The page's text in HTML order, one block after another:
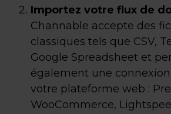
Importez votre flux de
Channable accepte des
classiques tels que CSV,
Google Spreadsheet et
également une
votre plateforme web :
WooCommerce,